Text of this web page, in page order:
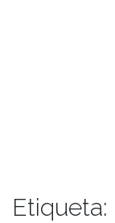
Etiqueta: